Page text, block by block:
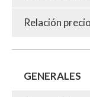
Relación
GENERALES